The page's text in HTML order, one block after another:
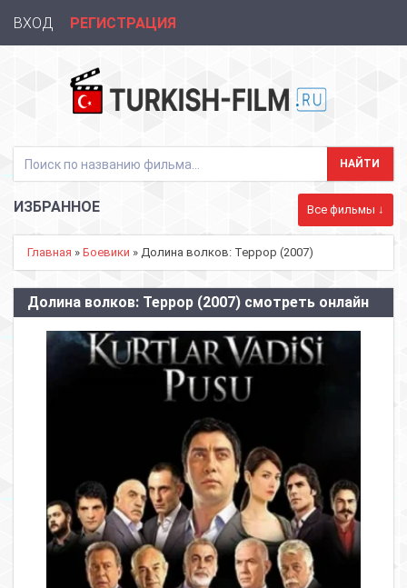
ВХОД РЕГИСТРАЦИЯ
ИЗБРАННОЕ Все фильмы ↓
Главная » Боевики » Долина волков: Террор (2007)
Долина волков: Террор (2007) смотреть онлайн